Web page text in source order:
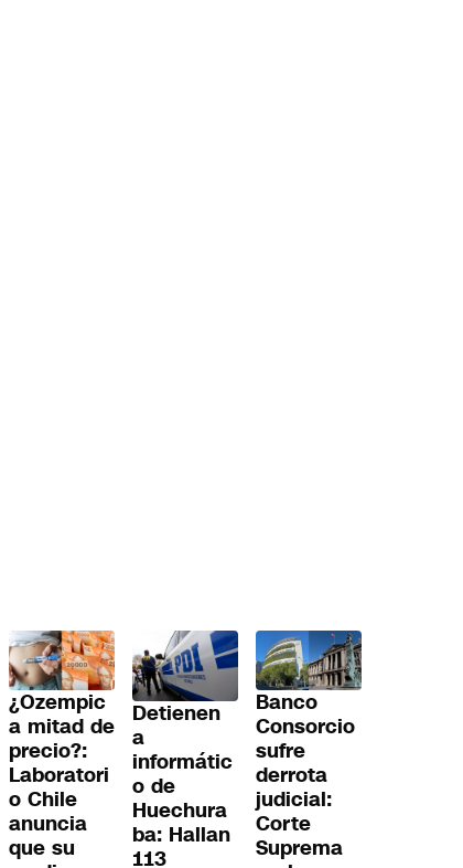
¿Ozempic
a mitad de
precio?:
Laboratori
o Chile
anuncia
que su
Detienen
a
informátic
o de
Huechura
ba: Hallan
113
Banco
Consorcio
sufre
derrota
judicial:
Corte
Suprema